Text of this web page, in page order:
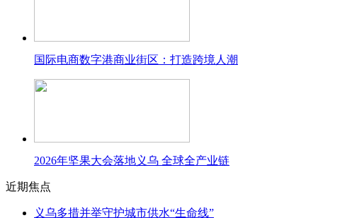
国际电商数字港商业街区：打造跨境人潮
2026年坚果大会落地义乌 全球全产业链
近期焦点
义乌多措并举守护城市供水“生命线”